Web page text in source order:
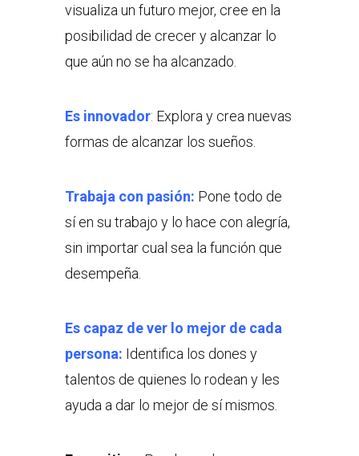
visualiza un futuro mejor, cree en la
posibilidad de crecer y alcanzar lo
que aún no se ha alcanzado.
Es innovador: Explora y crea nuevas
formas de alcanzar los sueños.
Trabaja con pasión: Pone todo de
sí en su trabajo y lo hace con alegría,
sin importar cual sea la función que
desempeña.
Es capaz de ver lo mejor de cada
persona: Identifica los dones y
talentos de quienes lo rodean y les
ayuda a dar lo mejor de sí mismos.